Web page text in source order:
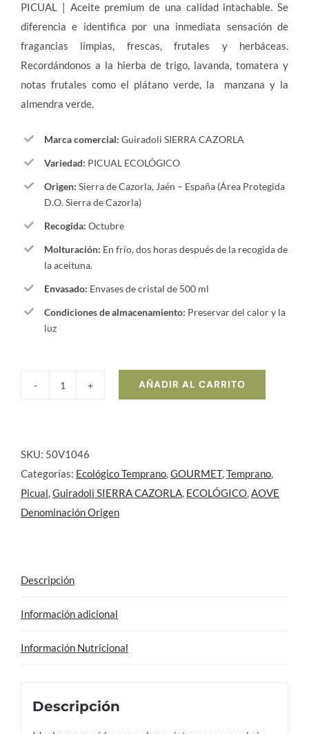
18,00€. 15,20€.
PICUAL | Aceite premium de una calidad intachable. Se
diferencia e identifica por una inmediata sensación de
fragancias limpias, frescas, frutales y herbáceas.
Recordándonos a la hierba de trigo, lavanda, tomatera y
notas frutales como el plátano verde, la manzana y la
almendra verde.
Marca comercial: Guiradoli SIERRA CAZORLA
Variedad: PICUAL ECOLÓGICO
Origen: Sierra de Cazorla, Jaén – España (Área Protegida
D.O. Sierra de Cazorla)
Recogida: Octubre
Molturación: En frío, dos horas después de la recogida de
la aceituna.
Envasado: Envases de cristal de 500 ml
Condiciones de almacenamiento: Preservar del calor y la
luz
ECOLÓGICO
Premium
–
Picual
AÑADIR AL CARRITO
SKU: 50V1046
Categorías: Ecológico Temprano,GOURMET,Temprano,
Picual,Guiradoli SIERRA CAZORLA, ECOLÓGICO,AOVE
Denominación Origen
Descripción
Información adicional
Información Nutricional
Descripción